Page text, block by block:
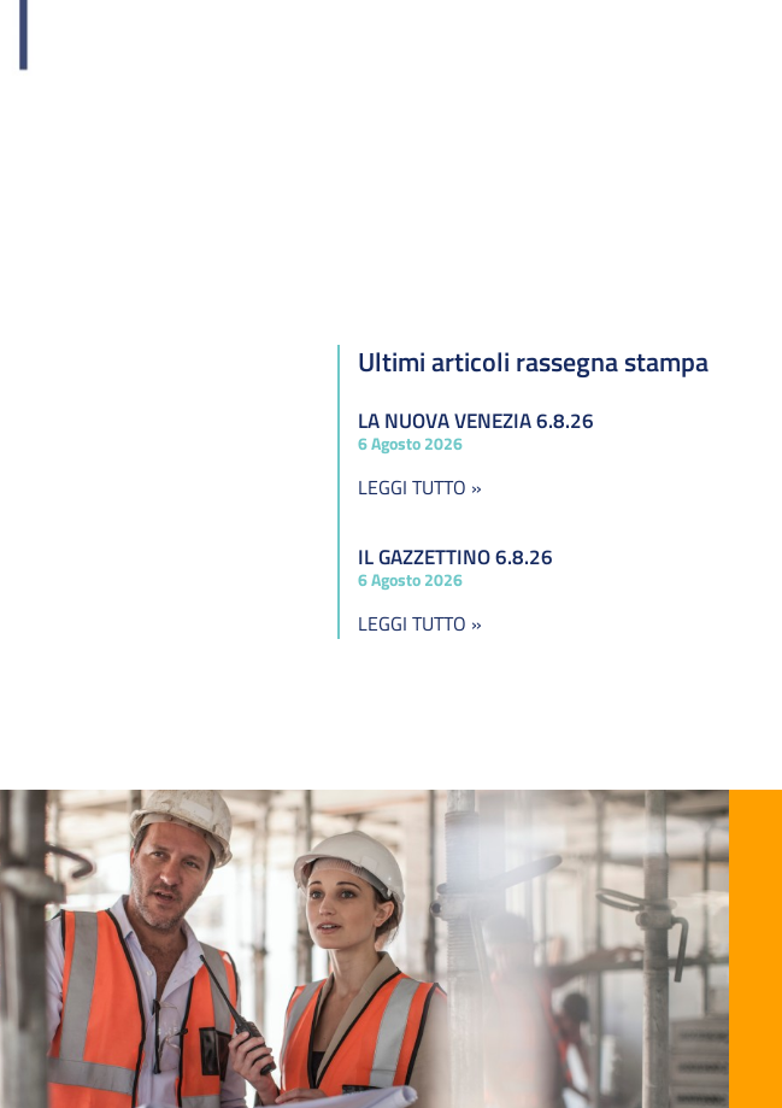
Ultimi articoli rassegna stampa
LA NUOVA VENEZIA 6.8.26
6 Agosto 2026
LEGGI TUTTO »
IL GAZZETTINO 6.8.26
6 Agosto 2026
LEGGI TUTTO »